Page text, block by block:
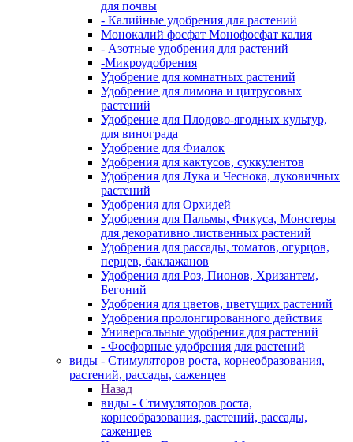
для почвы
- Калийные удобрения для растений
Монокалий фосфат Монофосфат калия
- Азотные удобрения для растений
-Микроудобрения
Удобрение для комнатных растений
Удобрение для лимона и цитрусовых
растений
Удобрение для Плодово-ягодных культур,
для винограда
Удобрение для Фиалок
Удобрения для кактусов, суккулентов
Удобрения для Лука и Чеснока, луковичных
растений
Удобрения для Орхидей
Удобрения для Пальмы, Фикуса, Монстеры
для декоративно лиственных растений
Удобрения для рассады, томатов, огурцов,
перцев, баклажанов
Удобрения для Роз, Пионов, Хризантем,
Бегоний
Удобрения для цветов, цветущих растений
Удобрения пролонгированного действия
Универсальные удобрения для растений
- Фосфорные удобрения для растений
виды - Стимуляторов роста, корнеобразования,
растений, рассады, саженцев
Назад
виды - Стимуляторов роста,
корнеобразования, растений, рассады,
саженцев